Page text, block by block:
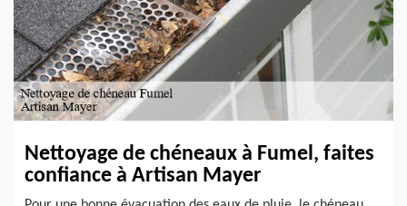
Nettoyage de chéneaux à Fumel, faites
confiance à Artisan Mayer